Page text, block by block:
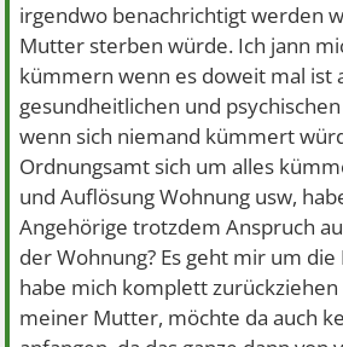
irgendwo benachrichtigt werden
Mutter sterben würde. Ich jann
kümmern wenn es doweit mal ist
gesundheitlichen und
wenn sich niemand kümmert
Ordnungsamt sich um alles
und Auflösung Wohnung usw,
Angehörige trotzdem Anspruch
der Wohnung? Es geht mir um
habe mich komplett zurückziehen
meiner Mutter, möchte da auch